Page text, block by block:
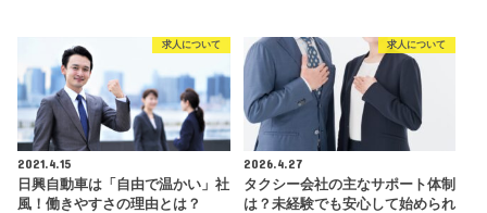
求人について
2021.4.15
日興自動車は「自由で温かい」社
風！働きやすさの理由とは？
求人について
2026.4.27
タクシー会社の主なサポート体制
は？未経験でも安心して始められ